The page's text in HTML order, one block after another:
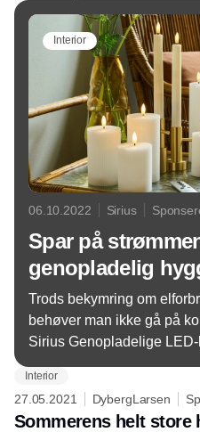
Interior
06.10.2022 Sirius
Spar på
genopladelig
Trods bekymring om
behøver man ikke gå på
Sirius Genopladelige
der er god for både
Interior
27.05.2021 DybergLarsen
Sommerens helt store